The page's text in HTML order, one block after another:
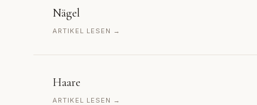
Nägel
ARTIKEL LESEN →
Haare
ARTIKEL LESEN →